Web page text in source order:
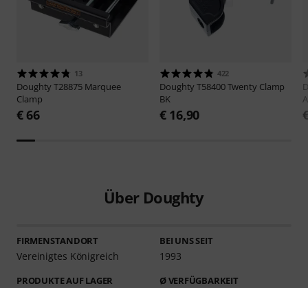
13
DoughtyT28875 Marquee
Clamp
€ 66
422
DoughtyT58400 Twenty Clamp
BK
€ 16,90
Über Doughty
FIRMENSTANDORT
Vereinigtes Königreich
BEI UNS SEIT
1993
PRODUKTE AUF LAGER Ø VERFÜGBARKEIT